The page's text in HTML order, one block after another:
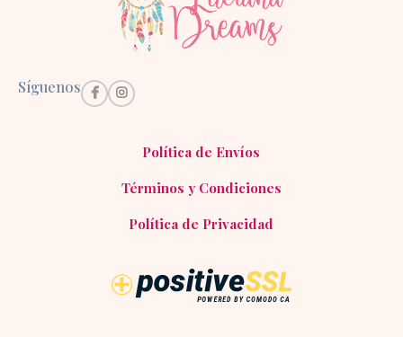
Síguenos
Política de Envíos
Términos y Condiciones
Política de Privacidad